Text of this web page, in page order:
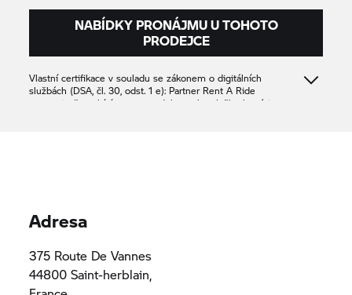
NABÍDKY PRONÁJMU U TOHOTO
PRODEJCE
Vlastní certifikace v souladu se zákonem o digitálních
službách (DSA, čl. 30, odst. 1 e): Partner Rent A Ride
potvrzuje, že nabízí pouze produkty nebo služby, které jsou v
Adresa
375 Route De Vannes
44800 Saint-herblain,